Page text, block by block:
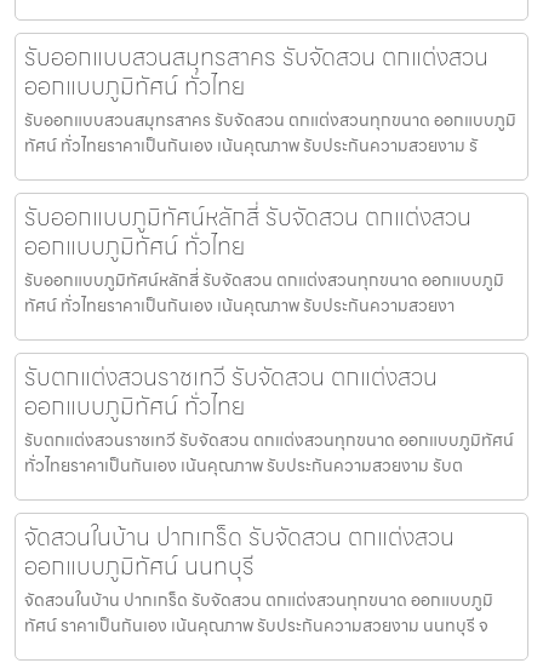
รับออกแบบสวนสมุทรสาคร รับจัดสวน ตกแต่งสวน
ออกแบบภูมิทัศน์ ทั่วไทย
รับออกแบบสวนสมุทรสาคร รับจัดสวน ตกแต่งสวนทุกขนาด ออกแบบภูมิ
ทัศน์ ทั่วไทยราคาเป็นกันเอง เน้นคุณภาพ รับประกันความสวยงาม รั
รับออกแบบภูมิทัศน์หลักสี่ รับจัดสวน ตกแต่งสวน
ออกแบบภูมิทัศน์ ทั่วไทย
รับออกแบบภูมิทัศน์หลักสี่ รับจัดสวน ตกแต่งสวนทุกขนาด ออกแบบภูมิ
ทัศน์ ทั่วไทยราคาเป็นกันเอง เน้นคุณภาพ รับประกันความสวยงา
รับตกแต่งสวนราชเทวี รับจัดสวน ตกแต่งสวน
ออกแบบภูมิทัศน์ ทั่วไทย
รับตกแต่งสวนราชเทวี รับจัดสวน ตกแต่งสวนทุกขนาด ออกแบบภูมิทัศน์
ทั่วไทยราคาเป็นกันเอง เน้นคุณภาพ รับประกันความสวยงาม รับต
จัดสวนในบ้าน ปากเกร็ด รับจัดสวน ตกแต่งสวน
ออกแบบภูมิทัศน์ นนทบุรี
จัดสวนในบ้าน ปากเกร็ด รับจัดสวน ตกแต่งสวนทุกขนาด ออกแบบภูมิ
ทัศน์ ราคาเป็นกันเอง เน้นคุณภาพ รับประกันความสวยงาม นนทบุรี จ